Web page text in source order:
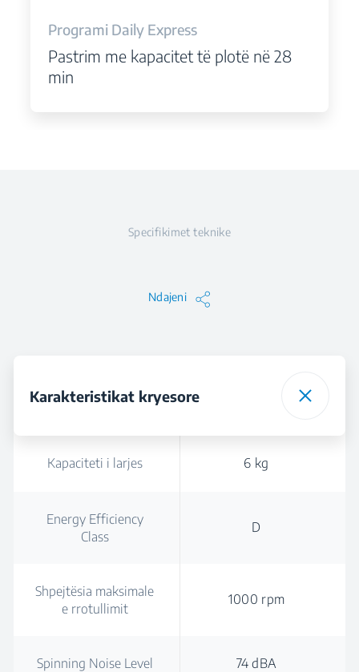
Programi Daily Express
Pastrim me kapacitet të plotë në 28
min
Specifikimet teknike
Ndajeni
Karakteristikat kryesore
Kapaciteti i larjes 6 kg
Energy Efficiency
Class
D
Shpejtësia maksimale
e rrotullimit
1000 rpm
Spinning Noise Level 74 dBA